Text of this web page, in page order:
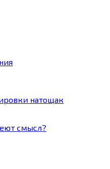
натощак
смысл?